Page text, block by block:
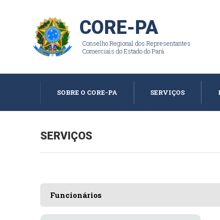
CORE-PA
Conselho Regional dos Representantes
Comerciais do Estado do Pará
SOBRE O CORE-PA SERVIÇOS
SERVIÇOS
Funcionários